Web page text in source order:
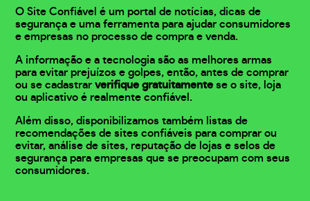
O Site Confiável é um portal de notícias, dicas de
segurança e uma ferramenta para ajudar consumidores
e empresas no processo de compra e venda.
A informação e a tecnologia são as melhores armas
para evitar prejuízos e golpes, então, antes de comprar
ou se cadastrarverifique gratuitamente se o site, loja
ou aplicativo é realmente confiável.
Além disso, disponibilizamos também listas de
recomendações de sites confiáveis para comprar ou
evitar, análise de sites, reputação de lojas e selos de
segurança para empresas que se preocupam com seus
consumidores.